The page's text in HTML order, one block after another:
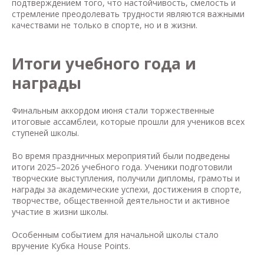
подтверждением того, что настойчивость, смелость и
стремление преодолевать трудности являются важными
качествами не только в спорте, но и в жизни.
Итоги учебного года и
награды
Финальным аккордом июня стали торжественные
итоговые ассамблеи, которые прошли для учеников всех
ступеней школы.
Во время праздничных мероприятий были подведены
итоги 2025–2026 учебного года. Ученики подготовили
творческие выступления, получили дипломы, грамоты и
награды за академические успехи, достижения в спорте,
творчестве, общественной деятельности и активное
участие в жизни школы.
Особенным событием для начальной школы стало
вручение Кубка House Points.